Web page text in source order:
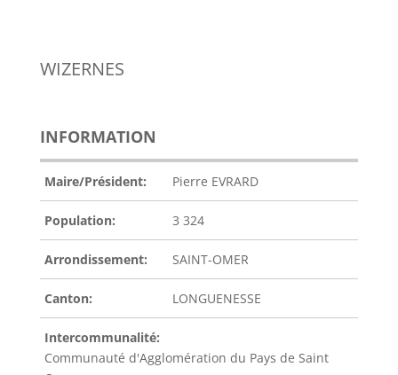
WIZERNES
INFORMATION
Maire/Président: Pierre EVRARD
Population: 3 324
Arrondissement: SAINT-OMER
Canton: LONGUENESSE
Intercommunalité:
Communauté d'Agglomération du Pays de Saint